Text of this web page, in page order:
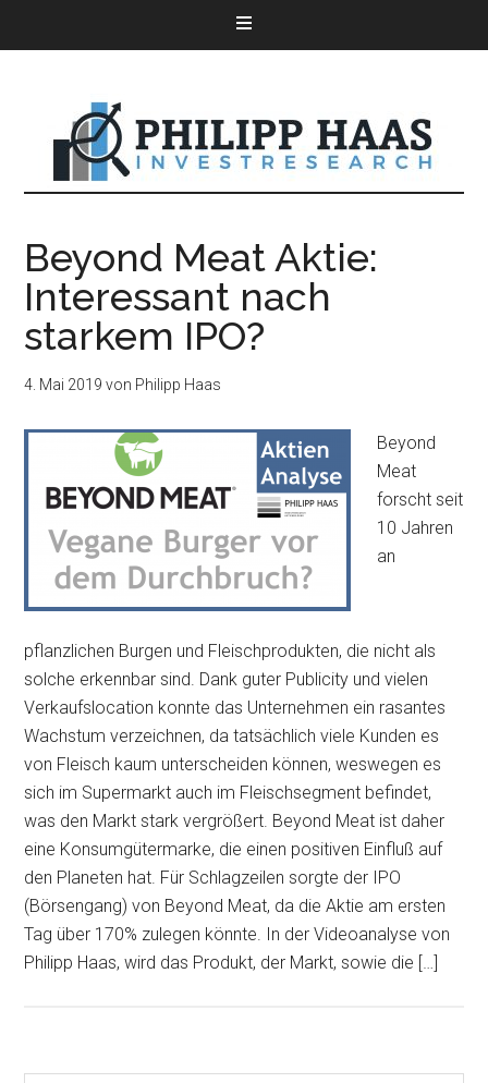
Beyond Meat Aktie:
Interessant nach
starkem IPO?
4. Mai 2019 von Philipp Haas
Beyond
Meat
forscht seit
10 Jahren
an
pflanzlichen Burgen und Fleischprodukten, die nicht als
solche erkennbar sind. Dank guter Publicity und vielen
Verkaufslocation konnte das Unternehmen ein rasantes
Wachstum verzeichnen, da tatsächlich viele Kunden es
von Fleisch kaum unterscheiden können, weswegen es
sich im Supermarkt auch im Fleischsegment befindet,
was den Markt stark vergrößert. Beyond Meat ist daher
eine Konsumgütermarke, die einen positiven Einfluß auf
den Planeten hat. Für Schlagzeilen sorgte der IPO
(Börsengang) von Beyond Meat, da die Aktie am ersten
Tag über 170% zulegen könnte. In der Videoanalyse von
Philipp Haas, wird das Produkt, der Markt, sowie die […]